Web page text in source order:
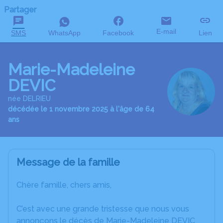
Partager
SMS WhatsApp Facebook E-mail Lien
Marie-Madeleine
DEVIC
née DELRIEU
décédée le 1 novembre 2025 à l'âge de 64
ans
Message de la famille
Chère famille, chers amis,
C’est avec une grande tristesse que nous vous
annonçons le décès de Marie-Madeleine DEVIC